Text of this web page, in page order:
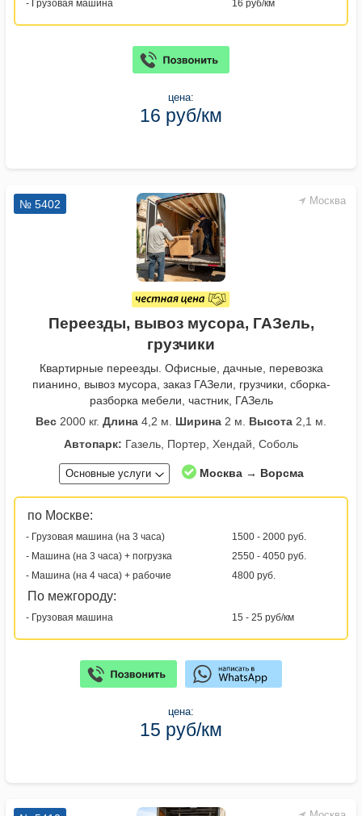
- Грузовая машина 16 руб/км
цена:
16 руб/км
Москва
№ 5402
Переезды, вывоз мусора, ГАЗель,
грузчики
Квартирные переезды. Офисные, дачные, перевозка
пианино, вывоз мусора, заказ ГАЗели, грузчики, сборка-
разборка мебели, частник, ГАЗель
Вес 2000 кг. Длина 4,2 м. Ширина 2 м. Высота 2,1 м.
Автопарк: Газель, Портер, Хендай, Соболь
Основные услуги Москва → Ворсма
по Москве:
- Грузовая машина (на 3 часа)
1500 - 2000 руб.
- Машина (на 3 часа) + погрузка
2550 - 4050 руб.
- Машина (на 4 часа) + рабочие
4800 руб.
По межгороду:
- Грузовая машина 15 - 25 руб/км
цена:
15 руб/км